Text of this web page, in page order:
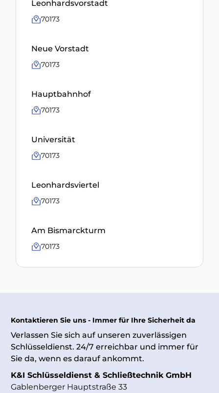
Leonhardsvorstadt
70173
Neue Vorstadt
70173
Hauptbahnhof
70173
Universität
70173
Leonhardsviertel
70173
Am Bismarckturm
70173
Kontaktieren Sie uns - Immer für Ihre Sicherheit da
Verlassen Sie sich auf unseren zuverlässigen
Schlüsseldienst. 24/7 erreichbar und immer für
Sie da, wenn es darauf ankommt.
K&I Schlüsseldienst & Schließtechnik GmbH
Gablenberger Hauptstraße 33